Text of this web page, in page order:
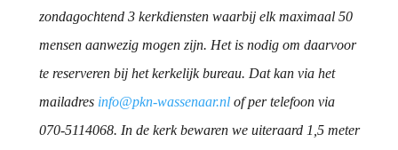
zondagochtend 3 kerkdiensten waarbij elk maximaal 50
mensen aanwezig mogen zijn. Het is nodig om daarvoor
te reserveren bij het kerkelijk bureau. Dat kan via het
mailadres info@pkn-wassenaar.nlof per telefoon via
070-5114068. In de kerk bewaren we uiteraard 1,5 meter